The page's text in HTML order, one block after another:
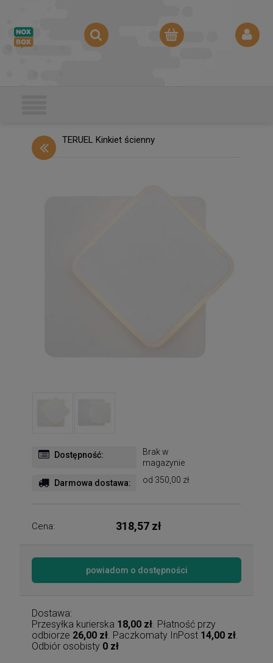
TERUEL Kinkiet ścienny
Dostępność:
Brak w
magazynie
Darmowa dostawa: od 350,00 zł
Cena: 318,57 zł
powiadom o dostępności
Dostawa:
Przesyłka kurierska 18,00 zł . Płatność przy
odbiorze 26,00 zł . Paczkomaty InPost 14,00 zł
Odbiór osobisty 0 zł